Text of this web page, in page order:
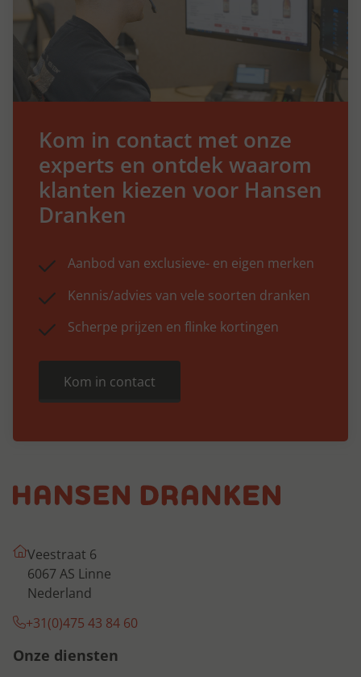
Kom in contact met onze
experts en ontdek waarom
klanten kiezen voor Hansen
Dranken
Aanbod van exclusieve- en eigen merken
Kennis/advies van vele soorten dranken
Scherpe prijzen en flinke kortingen
Kom in contact
Veestraat 6
6067 AS Linne
Nederland
+31(0)475 43 84 60
Onze diensten